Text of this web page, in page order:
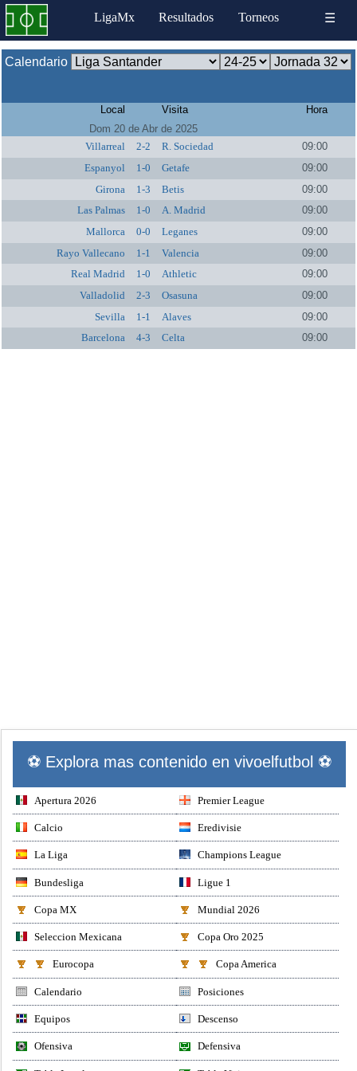
LigaMx Resultados Torneos ☰
Calendario
Local Visita
Hora
Dom 20 de Abr de 2025
Villarreal
2-2 R. Sociedad
09:00
Espanyol
1-0 Getafe
09:00
Girona
1-3 Betis
09:00
Las Palmas
1-0 A. Madrid
09:00
Mallorca
0-0 Leganes
09:00
Rayo Vallecano
1-1 Valencia
09:00
Real Madrid
1-0 Athletic
09:00
Valladolid
2-3 Osasuna
09:00
Sevilla
1-1 Alaves
09:00
Barcelona
4-3 Celta 09:00
⚽ Explora mas contenido en vivoelfutbol ⚽
Apertura 2026 Premier League
Calcio Eredivisie
La Liga Champions League
Bundesliga Ligue 1
Copa MX Mundial 2026
Seleccion Mexicana Copa Oro 2025
Eurocopa Copa America
Calendario Posiciones
Equipos Descenso
Ofensiva Defensiva